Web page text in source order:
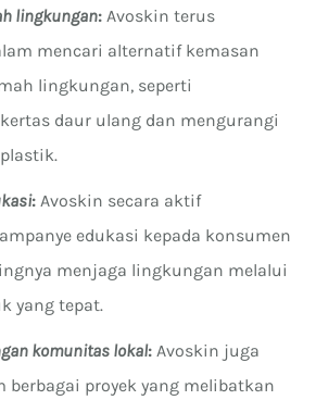
lingkungan: Avoskin terus
mencari alternatif kemasan
lingkungan, seperti
daur ulang dan mengurangi
: Avoskin secara aktif
edukasi kepada konsumen
menjaga lingkungan melalui
yang tepat.
komunitas lokal: Avoskin juga
berbagai proyek yang melibatkan